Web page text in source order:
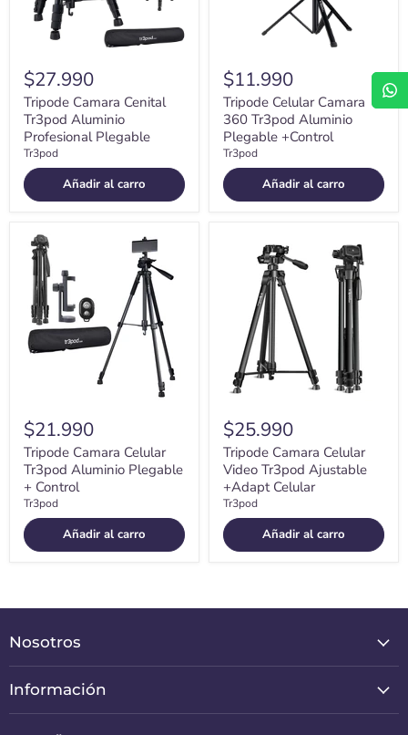
$27.990
Tripode Camara Cenital
Tr3pod Aluminio
Profesional Plegable
Tr3pod
Añadir al carro
$11.990
Tripode Celular Camara
360 Tr3pod Aluminio
Plegable +Control
Tr3pod
Añadir al carro
Tripode
Camara
Celular
Tr3pod
Aluminio
Plegable
Control
$21.990
Tripode Camara Celular
Tr3pod Aluminio Plegable
+ Control
Tr3pod
Añadir al carro
Camara
Celular
Tr3pod
Ajustable
+Adapt
Celular
$25.990
Tripode Camara Celular
Video Tr3pod Ajustable
+Adapt Celular
Tr3pod
Añadir al carro
Nosotros
Información